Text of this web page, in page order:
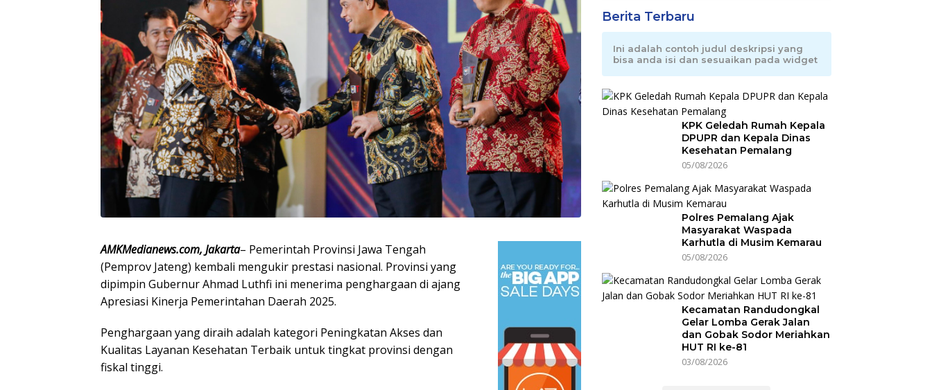
AMKMedianews.com, Jakarta– Pemerintah Provinsi Jawa Tengah
(Pemprov Jateng) kembali mengukir prestasi nasional. Provinsi yang
dipimpin Gubernur Ahmad Luthfi ini menerima penghargaan di ajang
Apresiasi Kinerja Pemerintahan Daerah 2025.
Penghargaan yang diraih adalah kategori Peningkatan Akses dan
Kualitas Layanan Kesehatan Terbaik untuk tingkat provinsi dengan
fiskal tinggi.
Berita Terbaru
Ini adalah contoh judul deskripsi yang
bisa anda isi dan sesuaikan pada widget
KPK Geledah Rumah Kepala
DPUPR dan Kepala Dinas
Kesehatan Pemalang
05/08/2026
Polres Pemalang Ajak
Masyarakat Waspada
Karhutla di Musim Kemarau
05/08/2026
Kecamatan Randudongkal
Gelar Lomba Gerak Jalan
dan Gobak Sodor Meriahkan
HUT RI ke-81
03/08/2026